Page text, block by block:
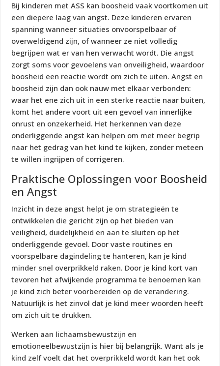
Bij kinderen met ASS kan boosheid vaak voortkomen uit
een diepere laag van angst. Deze kinderen ervaren
spanning wanneer situaties onvoorspelbaar of
overweldigend zijn, of wanneer ze niet volledig
begrijpen wat er van hen verwacht wordt. Die angst
zorgt soms voor gevoelens van onveiligheid, waardoor
boosheid een reactie wordt om zich te uiten. Angst en
boosheid zijn dan ook nauw met elkaar verbonden:
waar het ene zich uit in een sterke reactie naar buiten,
komt het andere voort uit een gevoel van innerlijke
onrust en onzekerheid. Het herkennen van deze
onderliggende angst kan helpen om met meer begrip
naar het gedrag van het kind te kijken, zonder meteen
te willen ingrijpen of corrigeren.
Praktische Oplossingen voor Boosheid
en Angst
Inzicht in deze angst helpt je om strategieën te
ontwikkelen die gericht zijn op het bieden van
veiligheid, duidelijkheid en aan te sluiten op het
onderliggende gevoel. Door vaste routines en
voorspelbare dagindeling te hanteren, kan je kind
minder snel overprikkeld raken. Door je kind kort van
tevoren het afwijkende programma te benoemen kan
je kind zich beter voorbereiden op de verandering.
Natuurlijk is het zinvol dat je kind meer woorden heeft
om zich uit te drukken.
Werken aan lichaamsbewustzijn en
emotioneelbewustzijn is hier bij belangrijk. Want als je
kind zelf voelt dat het overprikkeld wordt kan het ook